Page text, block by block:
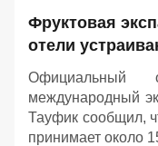
Фруктовая
отели
Официальный
международный
Тауфик сообщил,
принимает около